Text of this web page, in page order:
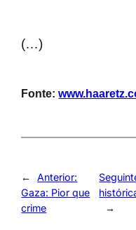
(…)
Fonte:
←
Anterior:
Gaza: Pior que
crime
→